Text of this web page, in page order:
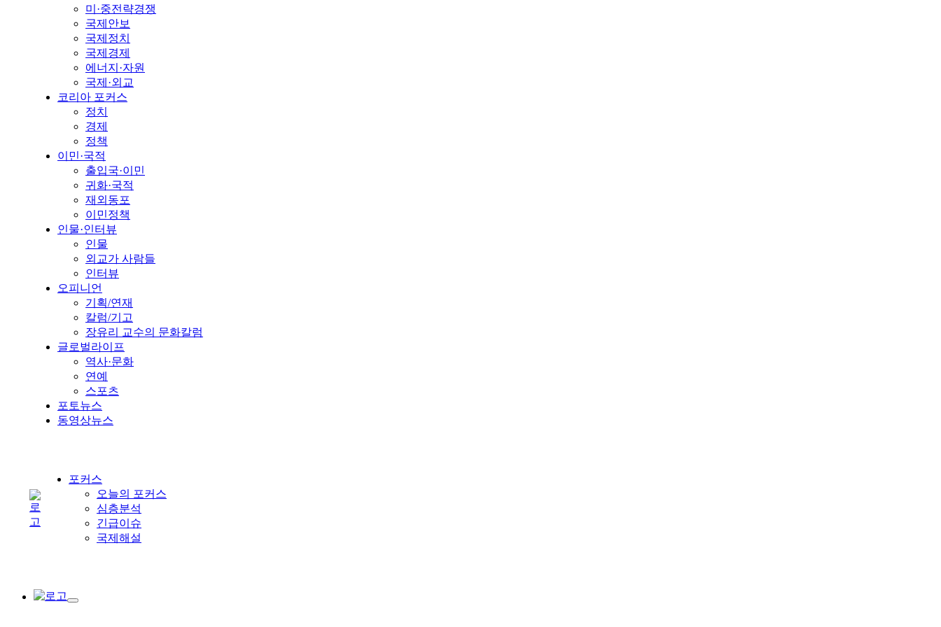
미·중전략경쟁
국제안보
국제정치
국제경제
에너지·자원
국제·외교
코리아 포커스
정치
경제
정책
이민·국적
출입국·이민
귀화·국적
재외동포
이민정책
인물·인터뷰
인물
외교가 사람들
인터뷰
오피니언
기획/연재
칼럼/기고
장유리 교수의 문화칼럼
글로벌라이프
역사·문화
연예
스포츠
포토뉴스
동영상뉴스
포커스
오늘의 포커스
심층분석
긴급이슈
국제해설